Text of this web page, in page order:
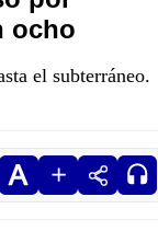
ocho
el subterráneo.